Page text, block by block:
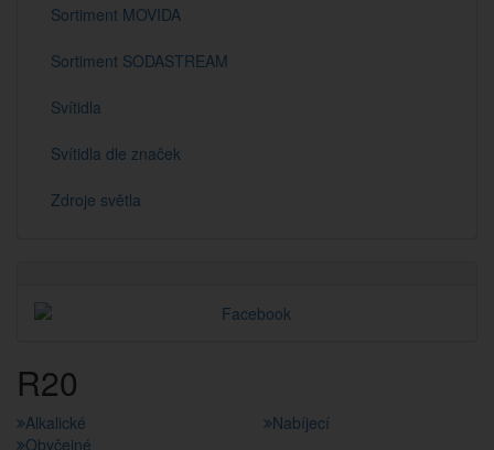
Sortiment MOVIDA
Sortiment SODASTREAM
Svítidla
Svítidla dle značek
Zdroje světla
R20
Alkalické
Nabíjecí
Obyčejné